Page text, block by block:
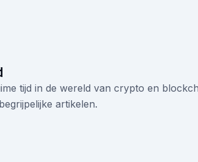
tijd in de wereld van crypto en
artikelen.